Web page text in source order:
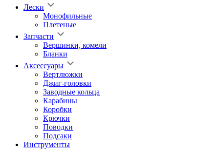
Лески
Монофильные
Плетеные
Запчасти
Вершинки, комели
Бланки
Аксессуары
Вертлюжки
Джиг-головки
Заводные кольца
Карабины
Коробки
Крючки
Поводки
Подсаки
Инструменты